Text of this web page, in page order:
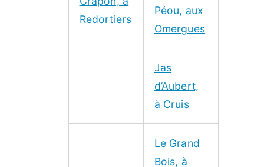
Redortiers
Péou, aux
Omergues
Jas
d’Aubert,
à Cruis
Le Grand
Bois, à